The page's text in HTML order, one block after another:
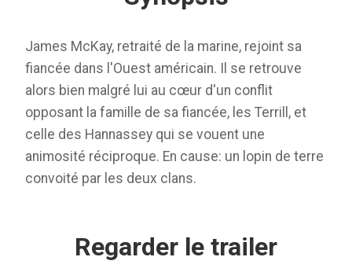
James McKay, retraité de la marine, rejoint sa
fiancée dans l'Ouest américain. Il se retrouve
alors bien malgré lui au cœur d'un conflit
opposant la famille de sa fiancée, les Terrill, et
celle des Hannassey qui se vouent une
animosité réciproque. En cause: un lopin de terre
convoité par les deux clans.
Regarder le trailer